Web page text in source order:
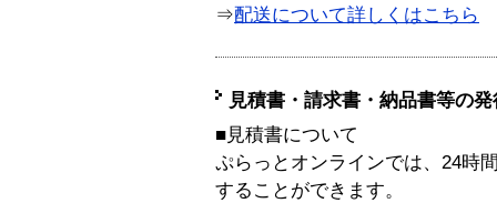
⇒配送について詳しくはこちら
見積書・請求書・納品書等の
■見積書について
ぷらっとオンラインでは、24時
することができます。